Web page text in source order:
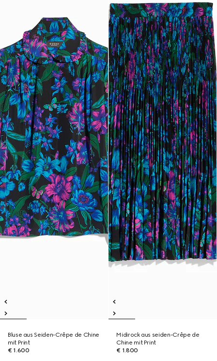
Bluse aus Seiden-Crêpe de Chine
mit Print
€ 1.600
Midirock aus seiden-Crêpe de
Chine mit Print
€ 1.800